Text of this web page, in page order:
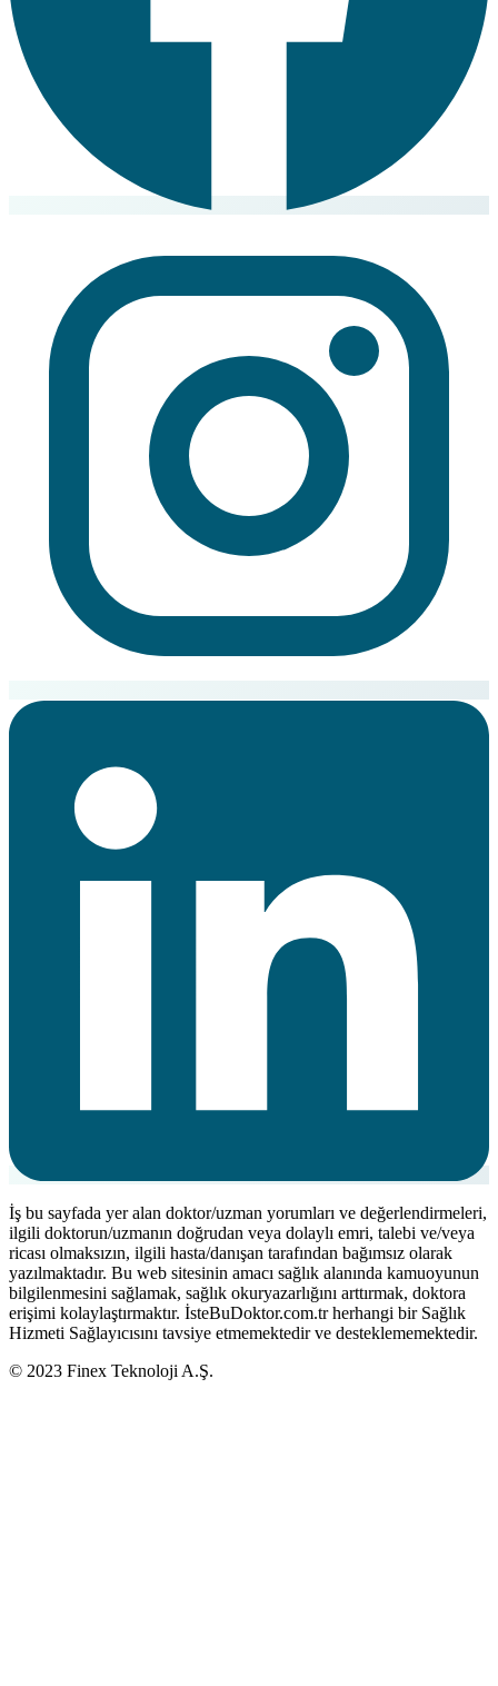
İş bu sayfada yer alan doktor/uzman yorumları ve değerlendirmeleri,
ilgili doktorun/uzmanın doğrudan veya dolaylı emri, talebi ve/veya
ricası olmaksızın, ilgili hasta/danışan tarafından bağımsız olarak
yazılmaktadır. Bu web sitesinin amacı sağlık alanında kamuoyunun
bilgilenmesini sağlamak, sağlık okuryazarlığını arttırmak, doktora
erişimi kolaylaştırmaktır. İsteBuDoktor.com.tr herhangi bir Sağlık
Hizmeti Sağlayıcısını tavsiye etmemektedir ve desteklememektedir.
© 2023 Finex Teknoloji A.Ş.